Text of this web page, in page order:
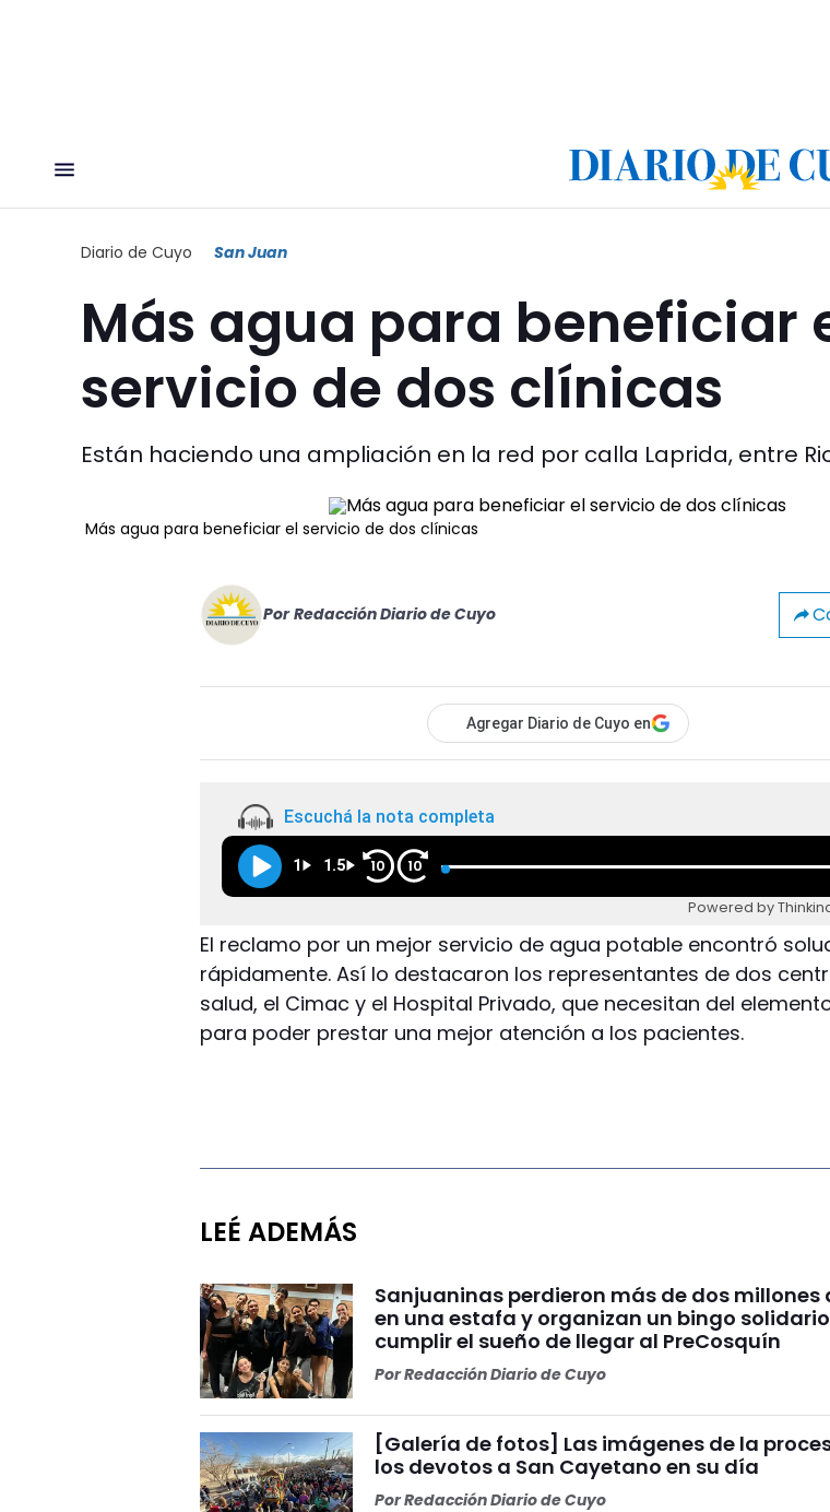
Diario de Cuyo San Juan
Más agua para beneficiar
servicio de dos clínicas
Están haciendo una ampliación en la red por calla Laprida, entre
Más agua para beneficiar el servicio de dos clínicas
Por Redacción Diario de Cuyo
Agregar Diario de Cuyo en
Escuchá la nota completa
1 1.5 10 10
Powered by
El reclamo por un mejor servicio de agua potable encontró
rápidamente. Así lo destacaron los representantes de dos
salud, el Cimac y el Hospital Privado, que necesitan del
para poder prestar una mejor atención a los pacientes.
LEÉ ADEMÁS
Sanjuaninas perdieron más de dos millones
en una estafa y organizan un bingo
cumplir el sueño de llegar al PreCosquín
PorRedacción Diario de Cuyo
[Galería de fotos] Las imágenes de la
los devotos a San Cayetano en su día
PorRedacción Diario de Cuyo